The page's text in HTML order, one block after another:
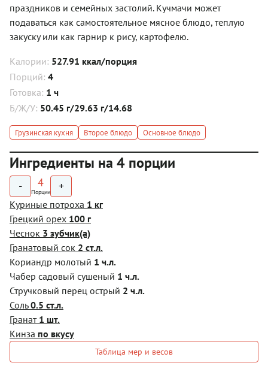
праздников и семейных застолий. Кучмачи может
подаваться как самостоятельное мясное блюдо, теплую
закуску или как гарнир к рису, картофелю.
Калории: 527.91 ккал/порция
Порций: 4
Готовка: 1 ч
Б/Ж/У: 50.45 г/29.63 г/14.68
Грузинская кухня Второе блюдо Основное блюдо
Ингредиенты на 4 порции
- 4
Порции +
Куриные потроха 1 кг
Грецкий орех 100 г
Чеснок 3 зубчик(а)
Гранатовый сок 2 ст.л.
Кориандр молотый 1 ч.л.
Чабер садовый сушеный 1 ч.л.
Стручковый перец острый 2 ч.л.
Соль0.5 ст.л.
Гранат 1 шт.
Кинза по вкусу
Таблица мер и весов